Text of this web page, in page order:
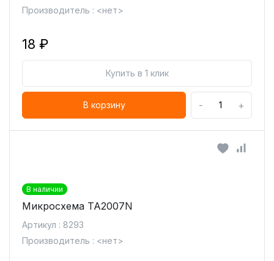
Производитель : <нет>
18 ₽
Купить в 1 клик
В корзину - +
В наличии
Микросхема TA2007N
Артикул : 8293
Производитель : <нет>